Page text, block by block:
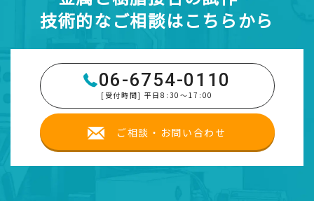
技術的なご相談はこちらから
06-6754-0110
[受付時間] 平日8:30～17:00
ご相談・お問い合わせ